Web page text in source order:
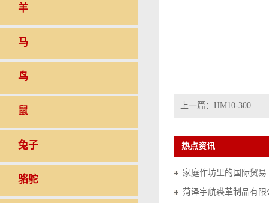
羊
马
鸟
鼠
兔子
骆驼
上一篇： HM10-300
热点资讯
家庭作坊里的国际贸易
菏泽宇航裘革制品有